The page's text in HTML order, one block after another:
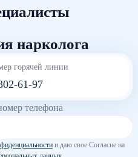
нарколога
горячей линии
61-97
телефона
и даю свое Согласие на